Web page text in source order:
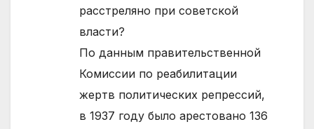
расстреляно при советской
власти?
По данным правительственной
Комиссии по реабилитации
жертв политических репрессий,
в 1937 году было арестовано 136